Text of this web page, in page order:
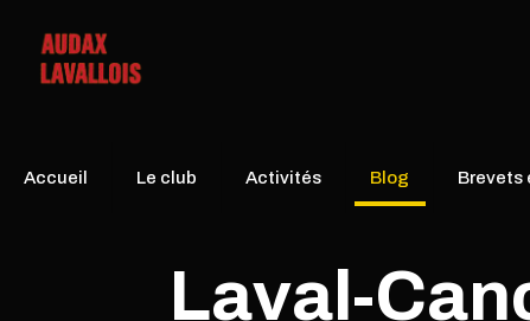
Accueil Le club Activités Blog Brevets
Laval-